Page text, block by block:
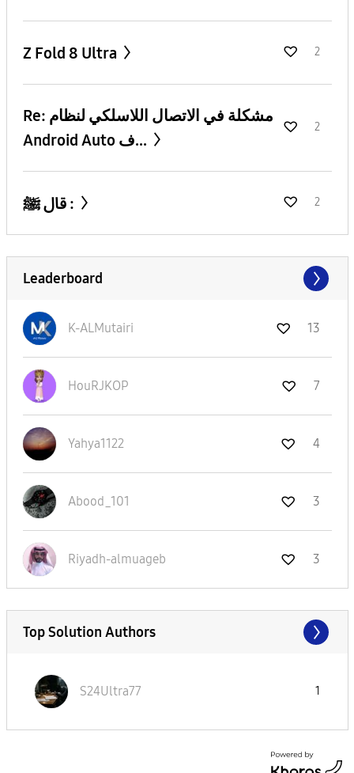
Z Fold 8 Ultra 2
Re: مشكلة في الاتصال اللاسلكي لنظام
Android Auto ف...
2
قال ﷺ : 2
Leaderboard
K-ALMutairi 13
HouRJKOP 7
Yahya1122 4
Abood_101 3
Riyadh-almuageb 3
Top Solution Authors
S24Ultra77 1